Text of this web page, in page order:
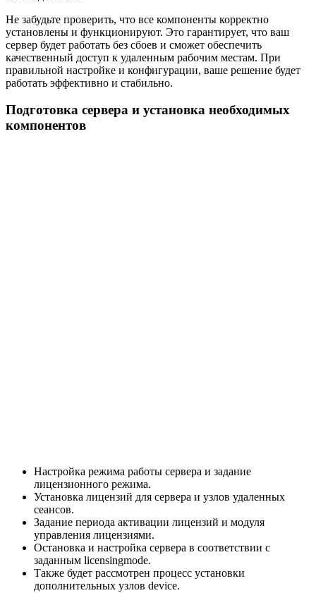
Не забудьте проверить, что все компоненты корректно
установлены и функционируют. Это гарантирует, что ваш
сервер будет работать без сбоев и сможет обеспечить
качественный доступ к удаленным рабочим местам. При
правильной настройке и конфигурации, ваше решение будет
работать эффективно и стабильно.
Подготовка сервера и установка необходимых
компонентов
Настройка режима работы сервера и задание
лицензионного режима.
Установка лицензий для сервера и узлов удаленных
сеансов.
Задание периода активации лицензий и модуля
управления лицензиями.
Остановка и настройка сервера в соответствии с
заданным licensingmode.
Также будет рассмотрен процесс установки
дополнительных узлов device.